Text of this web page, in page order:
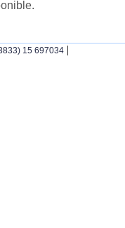
15 697034 |